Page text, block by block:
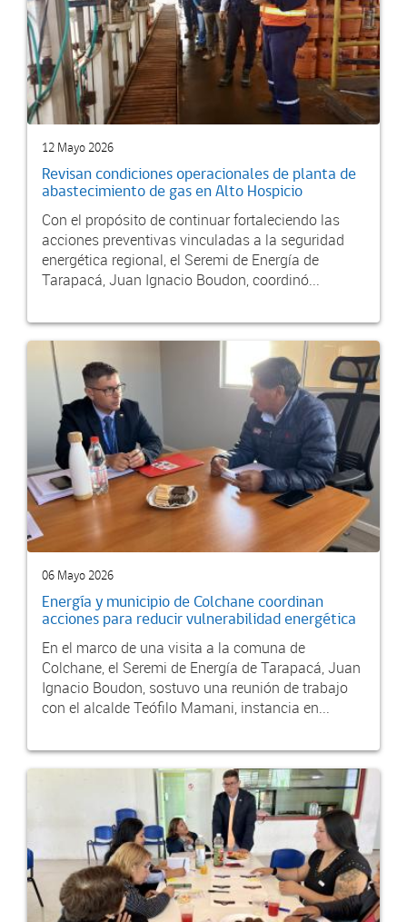
12 Mayo 2026
Revisan condiciones operacionales de planta de
abastecimiento de gas en Alto Hospicio
Con el propósito de continuar fortaleciendo las
acciones preventivas vinculadas a la seguridad
energética regional, el Seremi de Energía de
Tarapacá, Juan Ignacio Boudon, coordinó...
06 Mayo 2026
Energía y municipio de Colchane coordinan
acciones para reducir vulnerabilidad energética
En el marco de una visita a la comuna de
Colchane, el Seremi de Energía de Tarapacá, Juan
Ignacio Boudon, sostuvo una reunión de trabajo
con el alcalde Teófilo Mamani, instancia en...